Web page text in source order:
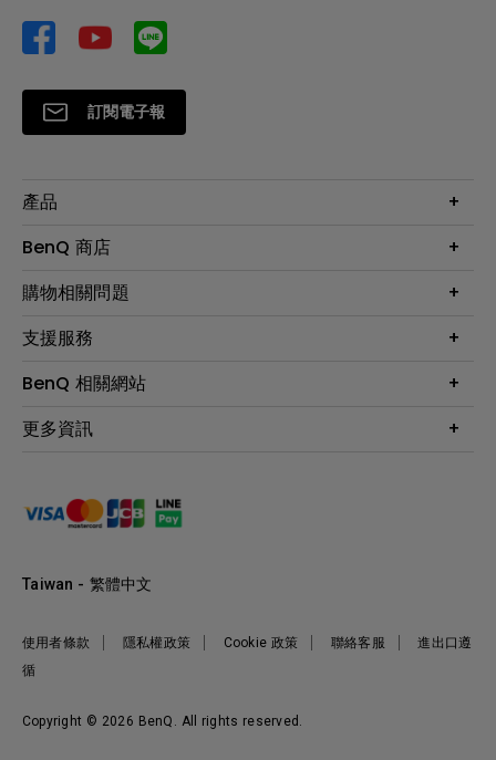
訂閱電子報
產品
大型液晶
投影機
智慧照明
專業拍物視訊鏡頭
BenQ 商店
最新產品與活動
尋找銷售據點
會員綁定LINE教學
購物相關問題
第一次購物就上手
延長保固購買
贈品兌換網站首頁
支援服務
服務公告
保固條例
手冊與軟體下載
產品常見問題
BenQ 相關網站
專業商用解決方案
BenQ 大娛樂家
更多資訊
永續發展
產品碳足跡報告
明基基金會
Copyright © 2026 BenQ. All rights reserved.
使用者條款 隱私權政策 Cookie 政策 聯絡客服
進出口遵
循
Taiwan - 繁體中文